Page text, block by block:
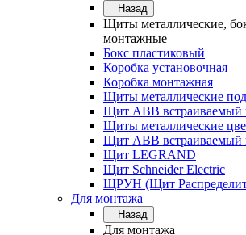
Назад
Щиты металлические,
монтажные
Бокс пластиковый
Коробка установочная
Коробка монтажная
Щиты металлические
Щит ABB встраиваемый
Щиты металлические
Щит ABB встраиваемый
Щит LEGRAND
Щит Schneider Electric
ЩРУН (Щит
Для монтажа
Назад
Для монтажа